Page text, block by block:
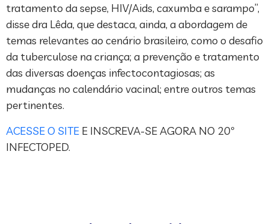
tratamento da sepse, HIV/Aids, caxumba e sarampo”,
disse dra Lêda, que destaca, ainda, a abordagem de
temas relevantes ao cenário brasileiro, como o desafio
da tuberculose na criança; a prevenção e tratamento
das diversas doenças infectocontagiosas; as
mudanças no calendário vacinal; entre outros temas
pertinentes.
ACESSE O SITE E INSCREVA-SE AGORA NO 20º
INFECTOPED.